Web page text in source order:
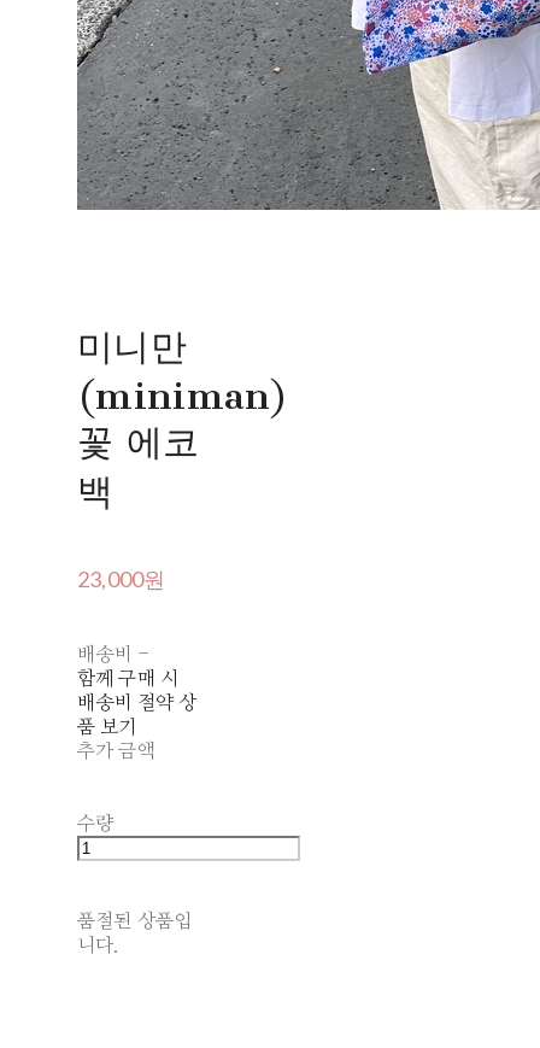
미니만
(miniman)
꽃 에코
백
23,000원
배송비 -
함께 구매 시
배송비 절약 상
품 보기
추가 금액
수량
품절된 상품입
니다.